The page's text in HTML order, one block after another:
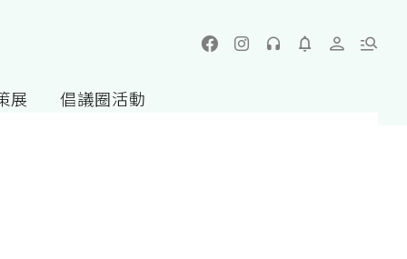
展 倡議圈活動